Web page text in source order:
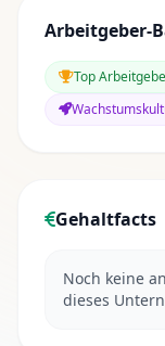
Arbeitgeber-
Top
Gehaltfacts
Noch keine
dieses